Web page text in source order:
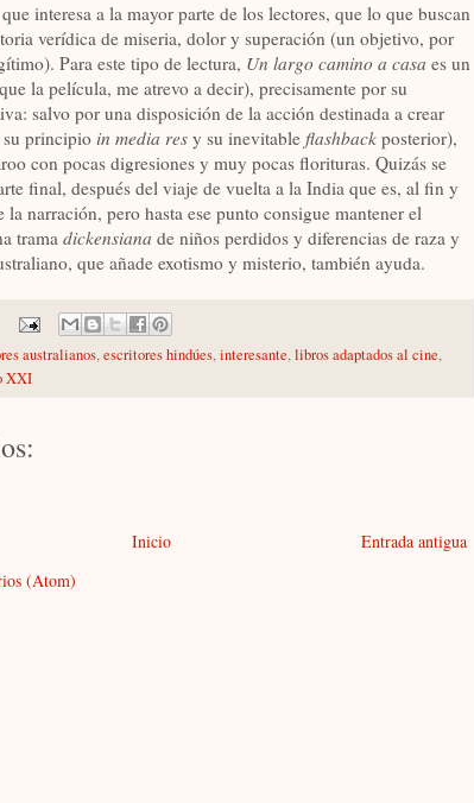
interesa a la mayor parte de los lectores, que lo que buscan
verídica de miseria, dolor y superación (un objetivo, por
Para este tipo de lectura, Un largo camino a casa es un
la película, me atrevo a decir), precisamente por su
salvo por una disposición de la acción destinada a crear
su principio in media res y su inevitable flashback posterior),
con pocas digresiones y muy pocas florituras. Quizás se
final, después del viaje de vuelta a la India que es, al fin y
narración, pero hasta ese punto consigue mantener el
trama dickensiana de niños perdidos y diferencias de raza y
que añade exotismo y misterio, también ayuda.
australianos,escritores hindúes,interesante,libros adaptados al cine,
XXI
Entrada antigua
Inicio
(Atom)